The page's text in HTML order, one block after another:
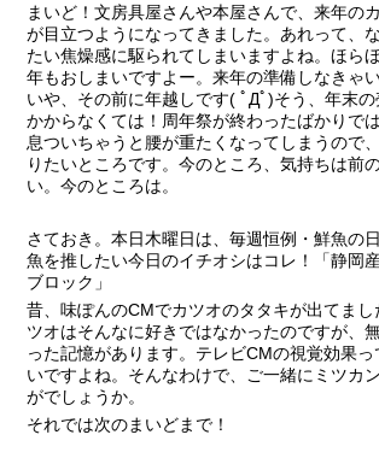
まいど！文房具屋さんや本屋さんで、来年の
が目立つようになってきました。あれって、
たい焦燥感に駆られてしまいますよね。ほら
年もおしまいですよー。来年の準備しなきゃ
いや、その前に年越しです( ﾟДﾟ)そう、年末
かからなくては！周年祭が終わったばかりで
息ついちゃうと腰が重たくなってしまうので
りたいところです。今のところ、気持ちは前
い。今のところは。
さておき。本日木曜日は、毎週恒例・鮮魚の
魚を推したい今日のイチオシはコレ！「静岡
ブロック」
昔、味ぽんのCMでカツオのタタキが出てまし
ツオはそんなに好きではなかったのですが、
った記憶があります。テレビCMの視覚効果
いですよね。そんなわけで、ご一緒にミツカ
がでしょうか。
それでは次のまいどまで！